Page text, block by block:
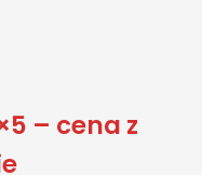
– cena z